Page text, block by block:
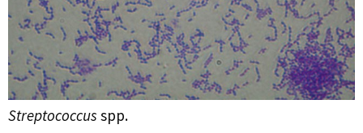
Streptococcus spp.